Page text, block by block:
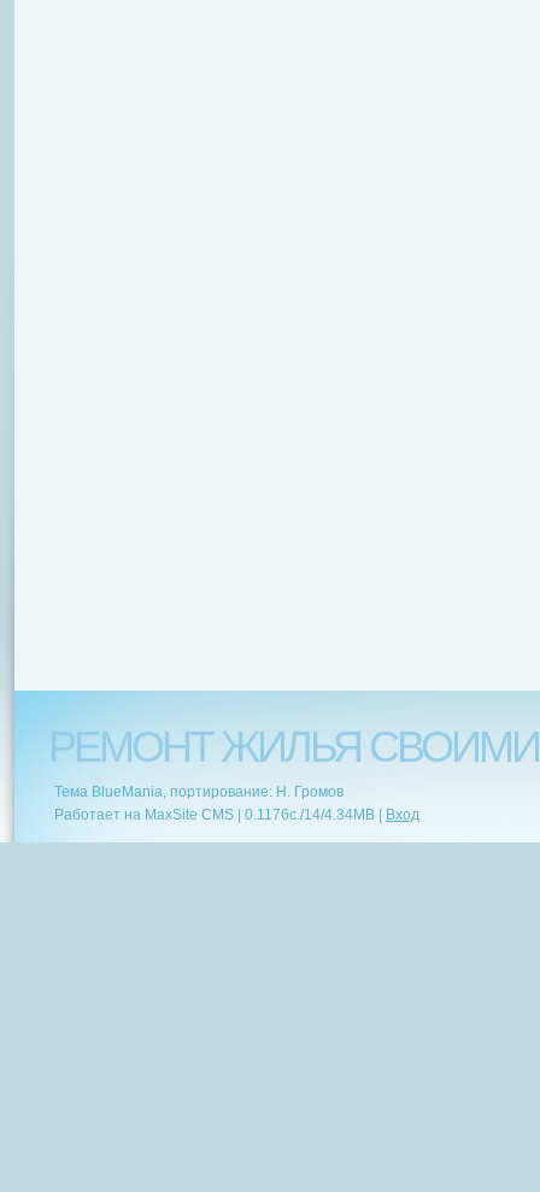
РЕМОНТ ЖИЛЬЯ
Тема BlueMania, портирование: Н. Громов
Работает на MaxSite CMS | 0.1176c./14/4.34MB | Вход